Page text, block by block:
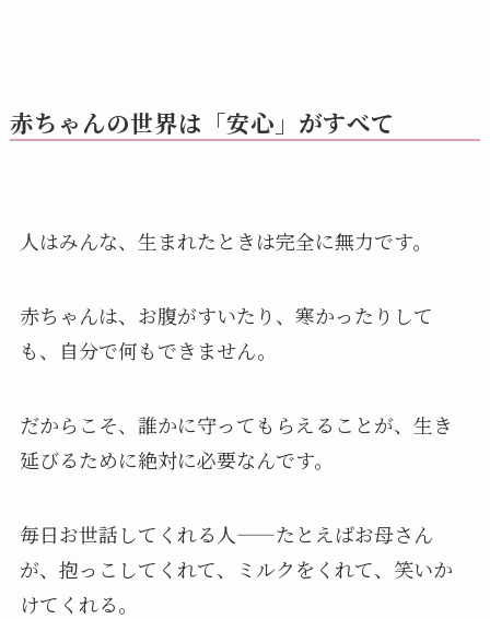
赤ちゃんの世界は「安心」がすべて
人はみんな、生まれたときは完全に無力です。
赤ちゃんは、お腹がすいたり、寒かったりして
も、自分で何もできません。
だからこそ、誰かに守ってもらえることが、生き
延びるために絶対に必要なんです。
毎日お世話してくれる人——たとえばお母さん
が、抱っこしてくれて、ミルクをくれて、笑いか
けてくれる。